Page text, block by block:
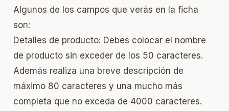
Algunos de los campos que verás en la ficha
son:
Detalles de producto: Debes colocar el nombre
de producto sin exceder de los 50 caracteres.
Además realiza una breve descripción de
máximo 80 caracteres y una mucho más
completa que no exceda de 4000 caracteres.